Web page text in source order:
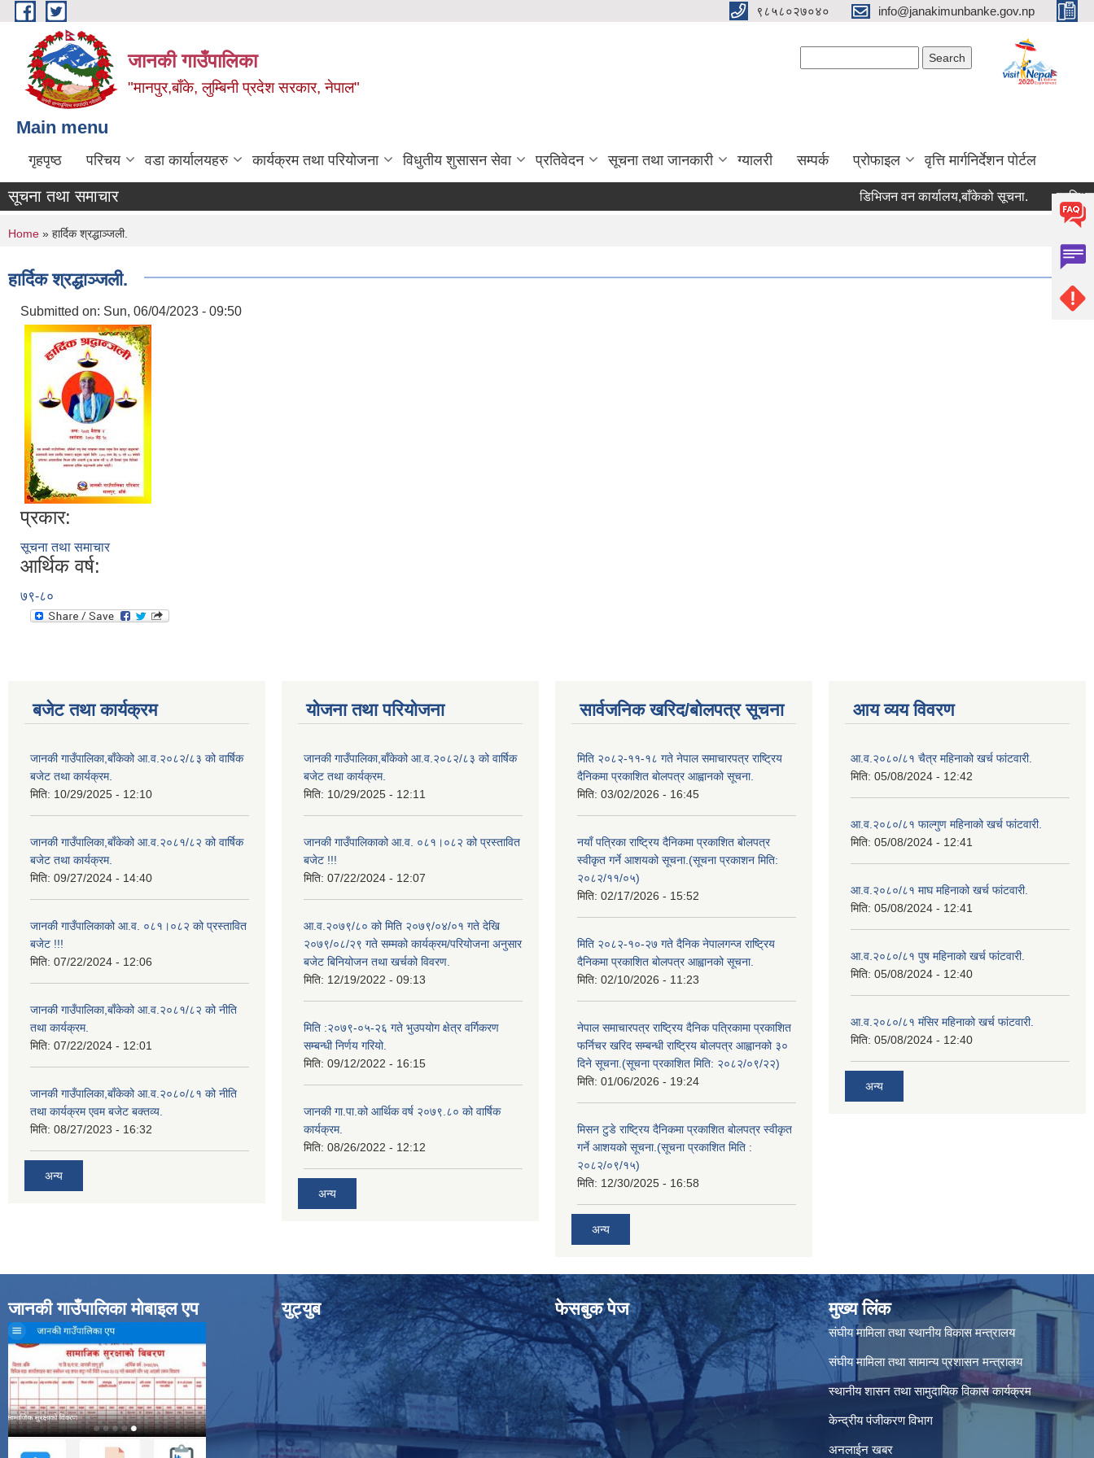
Skip to main content ९८५८०२७०४० info@janakimunbanke.gov.np
जानकी गाउँपालिका
"मानपुर,बाँके, लुम्बिनी प्रदेश सरकार, नेपाल"
Main menu
गृहपृष्ठ परिचय वडा कार्यालयहरु कार्यक्रम तथा परियोजना विधुतीय शुसासन सेवा प्रतिवेदन सूचना तथा जानकारी ग्यालरी सम्पर्क प्रोफाइल वृत्ति मार्गनिर्देशन पोर्टल
सूचना तथा समाचार डिभिजन वन कार्यालय,बाँकेको सूचना. प्रशिक्षकको
You are here
Home » हार्दिक श्रद्धाञ्जली.
हार्दिक श्रद्धाञ्जली.
Submitted on: Sun, 06/04/2023 - 09:50
प्रकार:
सूचना तथा समाचार
आर्थिक वर्ष:
७९-८०
बजेट तथा कार्यक्रम
जानकी गाउँपालिका,बाँकेको आ.व.२०८२/८३ को वार्षिक
बजेट तथा कार्यक्रम.
मिति: 10/29/2025 - 12:10
जानकी गाउँपालिका,बाँकेको आ.व.२०८१/८२ को वार्षिक
बजेट तथा कार्यक्रम.
मिति: 09/27/2024 - 14:40
जानकी गाउँपालिकाको आ.व. ०८१।०८२ को प्रस्तावित
बजेट !!!
मिति: 07/22/2024 - 12:06
जानकी गाउँपालिका,बाँकेको आ.व.२०८१/८२ को नीति
तथा कार्यक्रम.
मिति: 07/22/2024 - 12:01
जानकी गाउँपालिका,बाँकेको आ.व.२०८०/८१ को नीति
तथा कार्यक्रम एवम बजेट बक्तव्य.
मिति: 08/27/2023 - 16:32
अन्य
योजना तथा परियोजना
जानकी गाउँपालिका,बाँकेको आ.व.२०८२/८३ को वार्षिक
बजेट तथा कार्यक्रम.
मिति: 10/29/2025 - 12:11
जानकी गाउँपालिकाको आ.व. ०८१।०८२ को प्रस्तावित
बजेट !!!
मिति: 07/22/2024 - 12:07
आ.व.२०७९/८० को मिति २०७९/०४/०१ गते देखि
२०७९/०८/२९ गते सम्मको कार्यक्रम/परियोजना अनुसार
बजेट बिनियोजन तथा खर्चको विवरण.
मिति: 12/19/2022 - 09:13
मिति :२०७९-०५-२६ गते भुउपयोग क्षेत्र वर्गिकरण
सम्बन्धी निर्णय गरियो.
मिति: 09/12/2022 - 16:15
जानकी गा.पा.को आर्थिक वर्ष २०७९.८० को वार्षिक
कार्यक्रम.
मिति: 08/26/2022 - 12:12
अन्य
सार्वजनिक खरिद/बोलपत्र सूचना
मिति २०८२-११-१८ गते नेपाल समाचारपत्र राष्ट्रिय
दैनिकमा प्रकाशित बोलपत्र आह्वानको सूचना.
मिति: 03/02/2026 - 16:45
नयाँ पत्रिका राष्ट्रिय दैनिकमा प्रकाशित बोलपत्र
स्वीकृत गर्ने आशयको सूचना.(सूचना प्रकाशन मिति:
२०८२/११/०५)
मिति: 02/17/2026 - 15:52
मिति २०८२-१०-२७ गते दैनिक नेपालगन्ज राष्ट्रिय
दैनिकमा प्रकाशित बोलपत्र आह्वानको सूचना.
मिति: 02/10/2026 - 11:23
नेपाल समाचारपत्र राष्ट्रिय दैनिक पत्रिकामा प्रकाशित
फर्निचर खरिद सम्बन्धी राष्ट्रिय बोलपत्र आह्वानको ३०
दिने सूचना.(सूचना प्रकाशित मिति: २०८२/०९/२२)
मिति: 01/06/2026 - 19:24
मिसन टुडे राष्ट्रिय दैनिकमा प्रकाशित बोलपत्र स्वीकृत
गर्ने आशयको सूचना.(सूचना प्रकाशित मिति :
२०८२/०९/१५)
मिति: 12/30/2025 - 16:58
अन्य
आय व्यय विवरण
आ.व.२०८०/८१ चैत्र महिनाको खर्च फांटवारी.
मिति: 05/08/2024 - 12:42
आ.व.२०८०/८१ फाल्गुण महिनाको खर्च फांटवारी.
मिति: 05/08/2024 - 12:41
आ.व.२०८०/८१ माघ महिनाको खर्च फांटवारी.
मिति: 05/08/2024 - 12:41
आ.व.२०८०/८१ पुष महिनाको खर्च फांटवारी.
मिति: 05/08/2024 - 12:40
आ.व.२०८०/८१ मंसिर महिनाको खर्च फांटवारी.
मिति: 05/08/2024 - 12:40
अन्य
जानकी गाउँपालिका मोबाइल एप युट्युब फेसबुक पेज मुख्य लिंक
संघीय मामिला तथा स्थानीय विकास मन्त्रालय
संघीय मामिला तथा सामान्य प्रशासन मन्त्रालय
स्थानीय शासन तथा सामुदायिक विकास कार्यक्रम
केन्द्रीय पंजीकरण विभाग
अनलाईन खबर